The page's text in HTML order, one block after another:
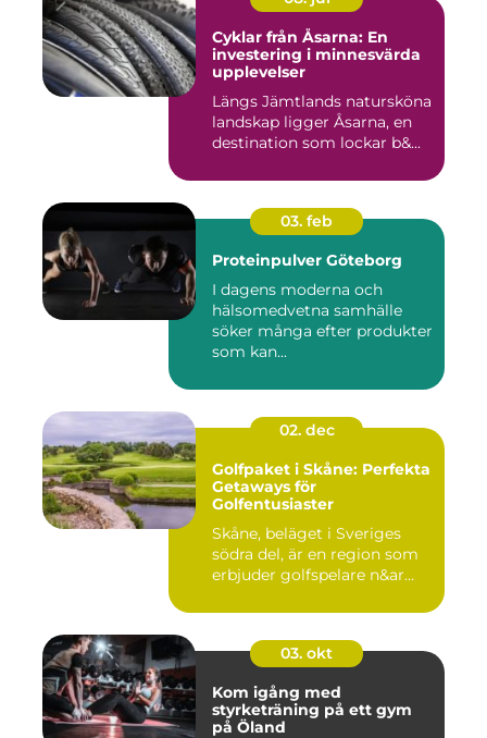
Cyklar från Åsarna: En
investering i minnesvärda
upplevelser
Längs Jämtlands natursköna
landskap ligger Åsarna, en
destination som lockar b&...
03. feb
Proteinpulver Göteborg
I dagens moderna och
hälsomedvetna samhälle
söker många efter produkter
som kan...
02. dec
Golfpaket i Skåne: Perfekta
Getaways för
Golfentusiaster
Skåne, beläget i Sveriges
södra del, är en region som
erbjuder golfspelare n&ar...
03. okt
Kom igång med
styrketräning på ett gym
på Öland